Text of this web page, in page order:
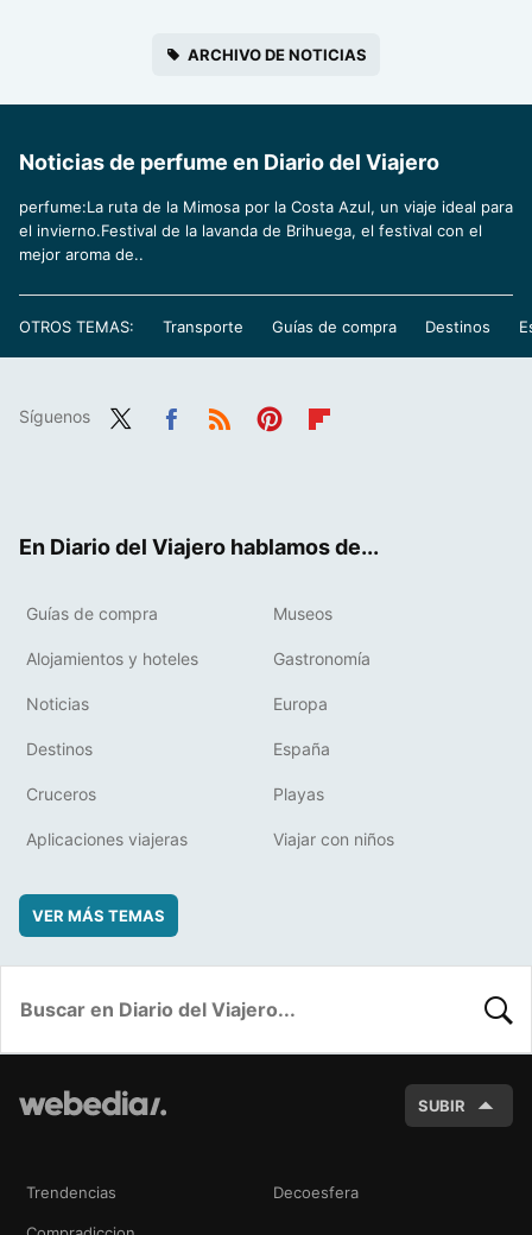
ARCHIVO DE NOTICIAS
Noticias de perfume en Diario del Viajero
perfume:La ruta de la Mimosa por la Costa Azul, un viaje ideal para
el invierno.Festival de la lavanda de Brihuega, el festival con el
mejor aroma de..
OTROS TEMAS: Transporte Guías de compra Destinos
Síguenos
En Diario del Viajero hablamos de...
Guías de compra Museos
Alojamientos y hoteles Gastronomía
Noticias Europa
Destinos España
Cruceros Playas
Aplicaciones viajeras Viajar con niños
VER MÁS TEMAS
SUBIR
Trendencias Decoesfera